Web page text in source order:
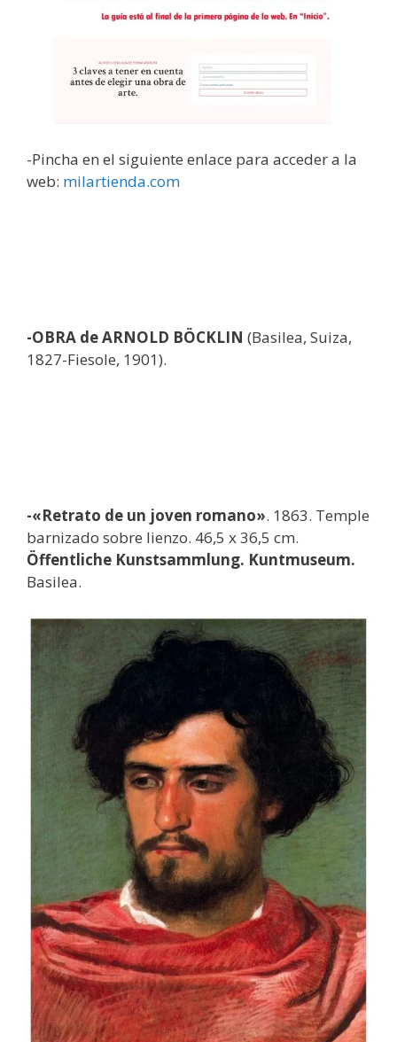
-Pincha en el siguiente enlace para acceder a la
web: milartienda.com
-OBRA de ARNOLD BÖCKLIN (Basilea, Suiza,
1827-Fiesole, 1901).
-«Retrato de un joven romano». 1863. Temple
barnizado sobre lienzo. 46,5 x 36,5 cm.
Öffentliche Kunstsammlung. Kuntmuseum.
Basilea.